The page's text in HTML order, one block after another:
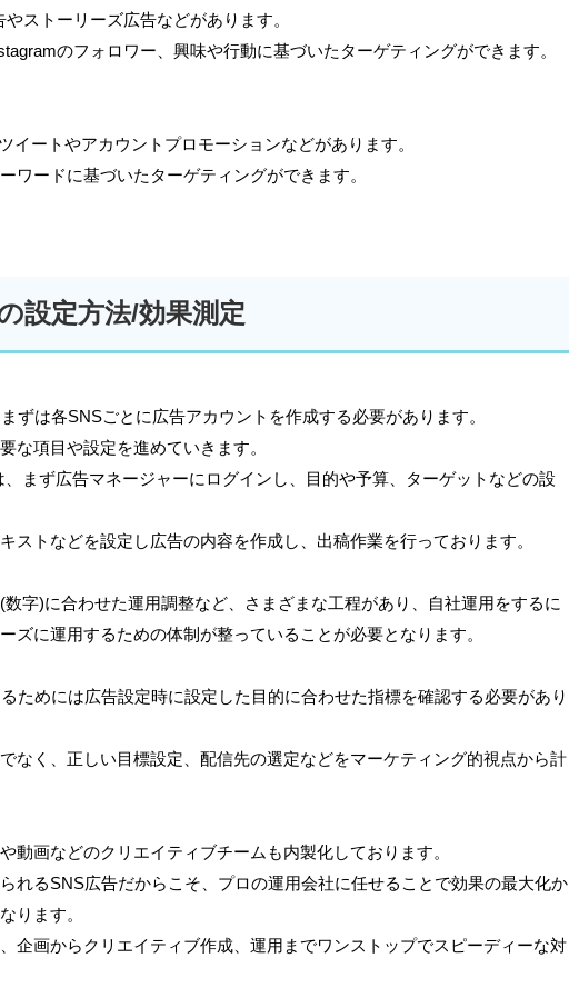
ストーリーズ広告などがあります。
のフォロワー、興味や行動に基づいたターゲティングができます。
イートやアカウントプロモーションなどがあります。
ワードに基づいたターゲティングができます。
設定方法/効果測定
ずは各SNSごとに広告アカウントを作成する必要があります。
な項目や設定を進めていきます。
まず広告マネージャーにログインし、目的や予算、ターゲットなどの設
ストなどを設定し広告の内容を作成し、出稿作業を行っております。
字)に合わせた運用調整など、さまざまな工程があり、自社運用をするに
ズに運用するための体制が整っていることが必要となります。
ためには広告設定時に設定した目的に合わせた指標を確認する必要があり
なく、正しい目標設定、配信先の選定などをマーケティング的視点から計
動画などのクリエイティブチームも内製化しております。
れるSNS広告だからこそ、プロの運用会社に任せることで効果の最大化か
ります。
企画からクリエイティブ作成、運用までワンストップでスピーディーな対